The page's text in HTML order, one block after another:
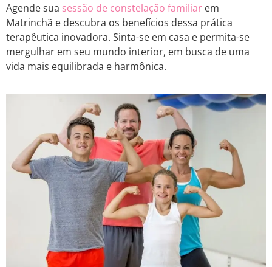
Agende sua sessão de constelação familiar em
Matrinchã e descubra os benefícios dessa prática
terapêutica inovadora. Sinta-se em casa e permita-se
mergulhar em seu mundo interior, em busca de uma
vida mais equilibrada e harmônica.